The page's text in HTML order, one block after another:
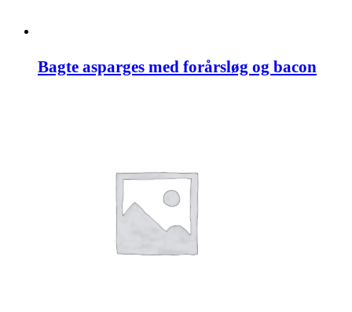
Bagte asparges med forårsløg og bacon